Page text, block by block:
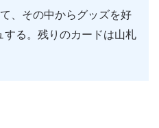
、その中からグッズを好
する。残りのカードは山札